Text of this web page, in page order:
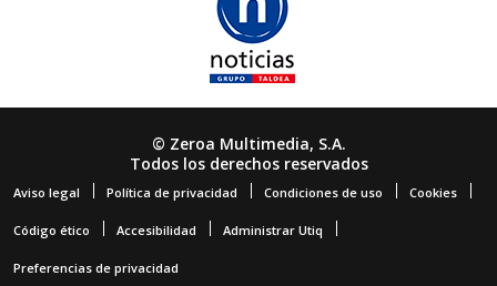
© Zeroa Multimedia, S.A.
Todos los derechos reservados
Aviso legal Política de privacidad Condiciones de uso Cookies
Código ético Accesibilidad Administrar Utiq
Preferencias de privacidad